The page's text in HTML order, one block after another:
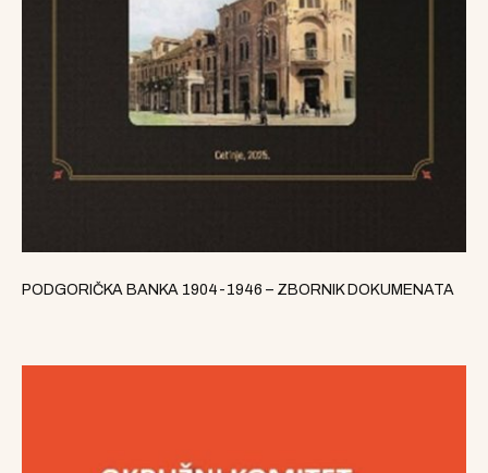
PODGORIČKA BANKA 1904-1946 – ZBORNIK DOKUMENATA